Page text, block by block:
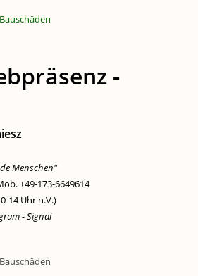
-
Menschen"
+49-173-6649614
14 Uhr n.V.)
- Signal